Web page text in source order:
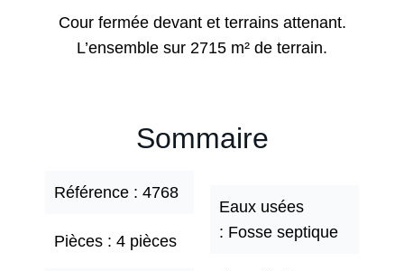
Cour fermée devant et terrains attenant.
L’ensemble sur 2715 m² de terrain.
Sommaire
Référence 4768
Pièces 4 pièces
Eaux usées
Fosse septique